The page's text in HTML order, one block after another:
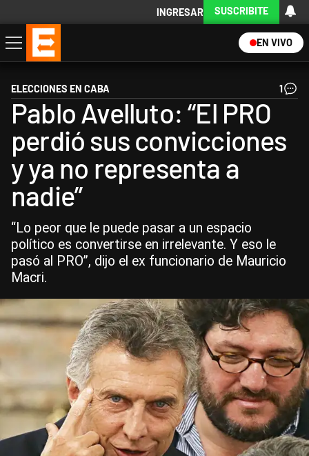
INGRESAR SUSCRIBITE
EN VIVO
Economía
Política
Internacional
Actualidad
Descargá la App
ELECCIONES EN CABA 1
Pablo Avelluto: “El PRO
perdió sus convicciones
y ya no representa a
nadie”
“Lo peor que le puede pasar a un espacio
político es convertirse en irrelevante. Y eso le
pasó al PRO”, dijo el ex funcionario de Mauricio
Macri.